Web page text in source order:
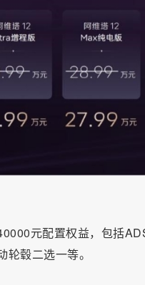
元配置权益，包括
毂二选一等。